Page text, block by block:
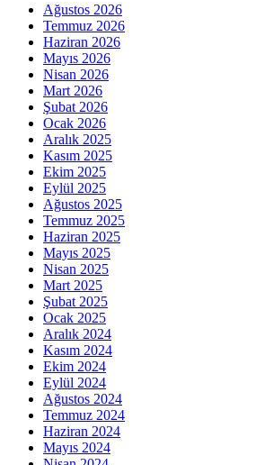
Ağustos 2026
Temmuz 2026
Haziran 2026
Mayıs 2026
Nisan 2026
Mart 2026
Şubat 2026
Ocak 2026
Aralık 2025
Kasım 2025
Ekim 2025
Eylül 2025
Ağustos 2025
Temmuz 2025
Haziran 2025
Mayıs 2025
Nisan 2025
Mart 2025
Şubat 2025
Ocak 2025
Aralık 2024
Kasım 2024
Ekim 2024
Eylül 2024
Ağustos 2024
Temmuz 2024
Haziran 2024
Mayıs 2024